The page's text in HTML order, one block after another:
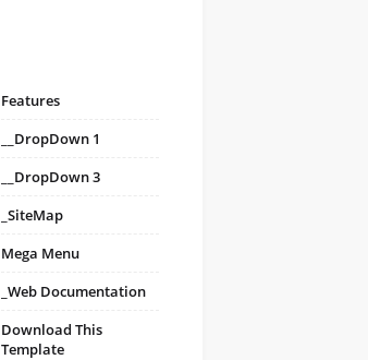
Features
__DropDown 1
__DropDown 3
_SiteMap
Mega Menu
_Web Documentation
Download This
Template